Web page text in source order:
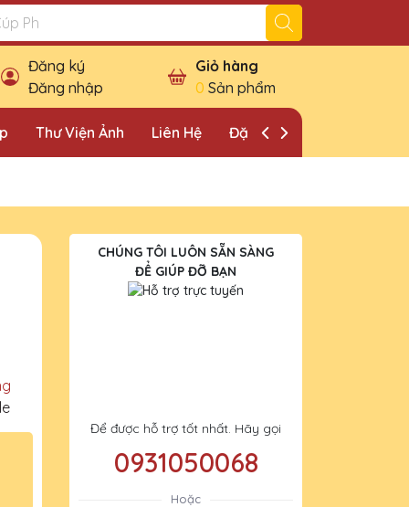
Đăng ký
Đăng nhập
Giỏ hàng
0 Sản phẩm
Thư Viện Ảnh Liên Hệ Đặt Lịch Khảo Sát
CHÚNG TÔI LUÔN SẴN SÀNG
ĐỂ GIÚP ĐỠ BẠN
Để được hỗ trợ tốt nhất. Hãy gọi
0931050068
Hoặc